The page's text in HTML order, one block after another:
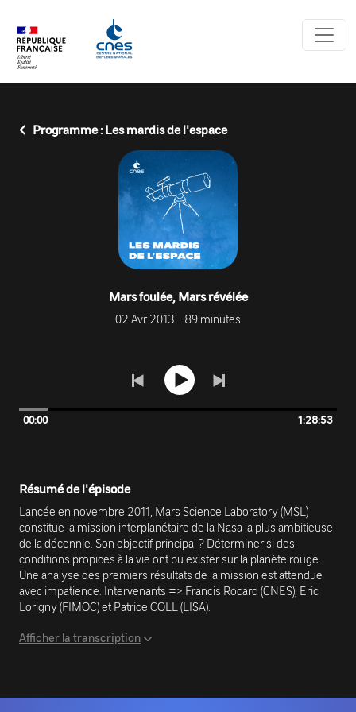
Programme : Les mardis de l'espace
Mars foulée, Mars révélée
02 Avr 2013 - 89 minutes
00:00 1:28:53
Résumé de l'épisode
Lancée en novembre 2011, Mars Science Laboratory (MSL)
constitue la mission interplanétaire de la Nasa la plus ambitieuse
de la décennie. Son objectif principal ? Déterminer si des
conditions propices à la vie ont pu exister sur la planète rouge.
Une analyse des premiers résultats de la mission est attendue
avec impatience. Intervenants => Francis Rocard (CNES), Eric
Lorigny (FIMOC) et Patrice COLL (LISA).
Afficher la transcription